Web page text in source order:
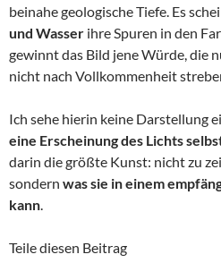
beinahe geologische Tiefe. Es
und Wasser ihre Spuren in den
gewinnt das Bild jene Würde, die
nicht nach Vollkommenheit
Ich sehe hierin keine Darstellung
eine Erscheinung des Lichts
darin die größte Kunst: nicht zu
sondern was sie in einem
kann.
Teile diesen Beitrag